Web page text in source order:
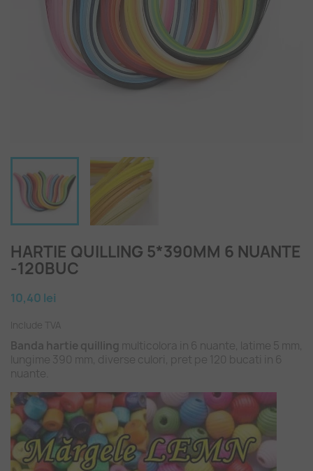
HARTIE QUILLING 5*390MM 6 NUANTE
-120BUC
10,40 lei
Include TVA
Banda hartie quilling multicolora in 6 nuante, latime 5 mm,
lungime 390 mm, diverse culori, pret pe 120 bucati in 6
nuante.